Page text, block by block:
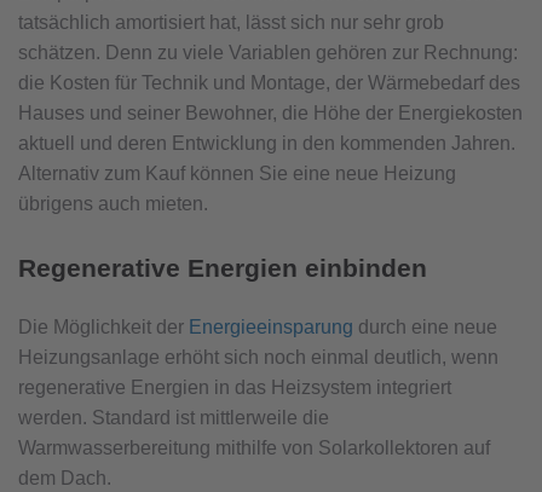
tatsächlich amortisiert hat, lässt sich nur sehr grob
schätzen. Denn zu viele Variablen gehören zur Rechnung:
die Kosten für Technik und Montage, der Wärmebedarf des
Hauses und seiner Bewohner, die Höhe der Energiekosten
aktuell und deren Entwicklung in den kommenden Jahren.
Alternativ zum Kauf können Sie eine neue Heizung
übrigens auch mieten.
Regenerative Energien einbinden
Die Möglichkeit der Energieeinsparung durch eine neue
Heizungsanlage erhöht sich noch einmal deutlich, wenn
regenerative Energien in das Heizsystem integriert
werden. Standard ist mittlerweile die
Warmwasserbereitung mithilfe von Solarkollektoren auf
dem Dach.